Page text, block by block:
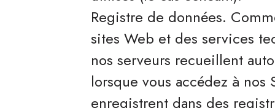
Registre de données.
sites Web et des services
nos serveurs recueillent
lorsque vous accédez à
enregistrent dans des